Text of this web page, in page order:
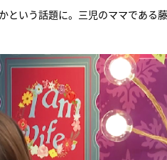
いう話題に。三児のママである